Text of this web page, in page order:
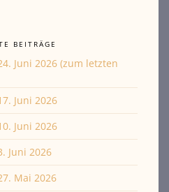
BEITRÄGE
Juni 2026 (zum letzten
Juni 2026
Juni 2026
Juni 2026
Mai 2026